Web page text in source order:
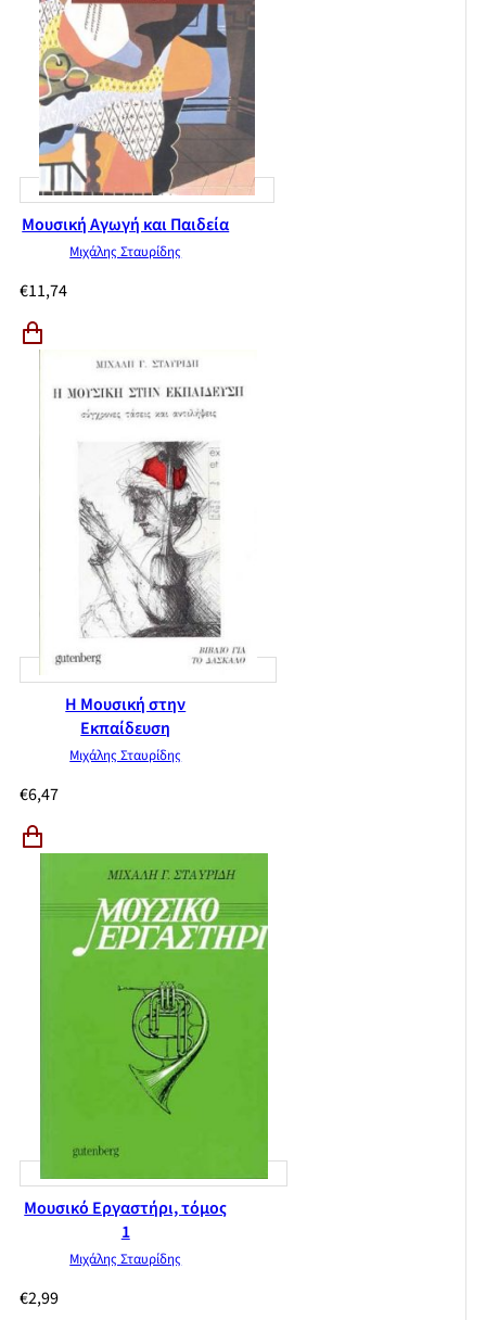
Κάνετε ένα καλαματιανό τραγούδι
Συμπληρώστε γνωστές σας μελωδίες
Χορόδραμα – Η Περσεφόνη
Συνθέτες και συνθέσεις
Μουσική Αγωγή και Παιδεία
Μιχάλης Σταυρίδης
€11,74
Η Μουσική στην
Εκπαίδευση
Μιχάλης Σταυρίδης
€6,47
Μουσικό Εργαστήρι, τόμος
1
Μιχάλης Σταυρίδης
€2,99